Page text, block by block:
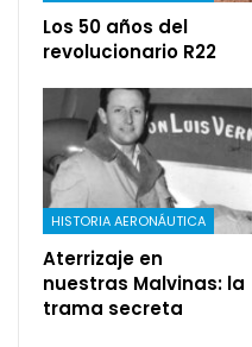
Los 50 años del
revolucionario R22
HISTORIA AERONÁUTICA
Aterrizaje en
nuestras Malvinas: la
trama secreta